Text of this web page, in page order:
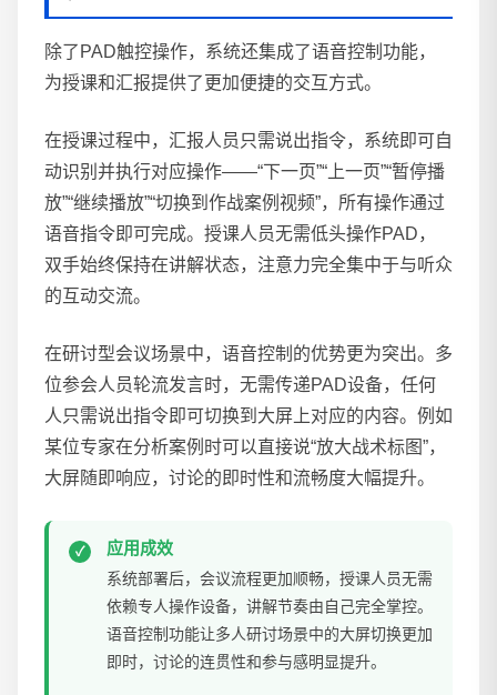
除了PAD触控操作，系统还集成了语音控制功能，
为授课和汇报提供了更加便捷的交互方式。
在授课过程中，汇报人员只需说出指令，系统即可自
动识别并执行对应操作——“下一页”“上一页”“暂停播
放”“继续播放”“切换到作战案例视频”，所有操作通过
语音指令即可完成。授课人员无需低头操作PAD，
双手始终保持在讲解状态，注意力完全集中于与听众
的互动交流。
在研讨型会议场景中，语音控制的优势更为突出。多
位参会人员轮流发言时，无需传递PAD设备，任何
人只需说出指令即可切换到大屏上对应的内容。例如
某位专家在分析案例时可以直接说“放大战术标图”，
大屏随即响应，讨论的即时性和流畅度大幅提升。
应用成效
系统部署后，会议流程更加顺畅，授课人员无需
依赖专人操作设备，讲解节奏由自己完全掌控。
语音控制功能让多人研讨场景中的大屏切换更加
即时，讨论的连贯性和参与感明显提升。